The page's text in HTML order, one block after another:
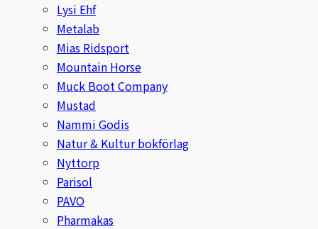
Lysi Ehf
Metalab
Mias Ridsport
Mountain Horse
Muck Boot Company
Mustad
Nammi Godis
Natur & Kultur bokförlag
Nyttorp
Parisol
PAVO
Pharmakas